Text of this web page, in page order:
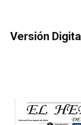
Versión Digital